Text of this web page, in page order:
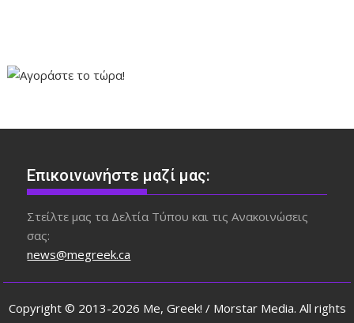
Επικοινωνήστε μαζί μας:
Στείλτε μας τα Δελτία Τύπου και τις Ανακοινώσεις
σας:
news@megreek.ca
Copyright © 2013-2026 Me, Greek! / Morstar Media. All rights